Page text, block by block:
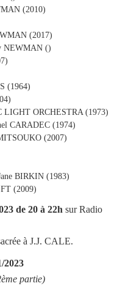
(2010)
(2017)
NEWMAN ()
(1964)
LIGHT ORCHESTRA (1973)
CARADEC (1974)
(2007)
BIRKIN (1983)
(2009)
de 20 à 22h sur Radio
à J.J. CALE.
2023
partie)